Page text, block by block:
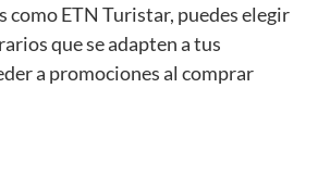
como ETN Turistar, puedes elegir
que se adapten a tus
a promociones al comprar